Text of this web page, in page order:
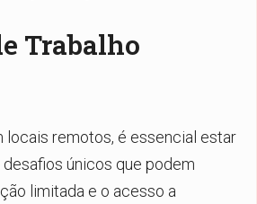
Trabalho
locais remotos, é essencial estar
únicos que podem
limitada e o acesso a